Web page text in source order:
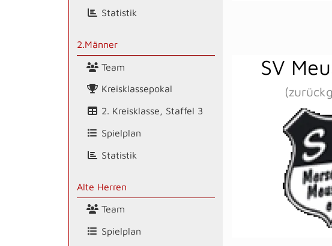
Statistik
2.Männer
Team
Kreisklassepokal
2. Kreisklasse, Staffel 3
Spielplan
Statistik
Alte Herren
Team
Spielplan
SV